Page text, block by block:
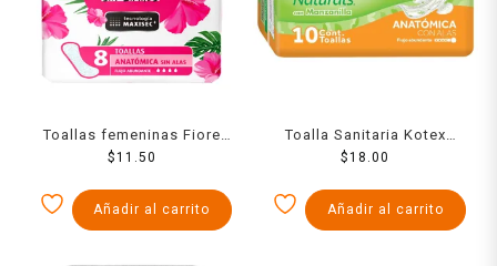
Toallas femeninas Fiore
anatómica sin alas con 8
$11.50
Añadir al carrito
Toalla Sanitaria Kotex
Manzanilla Con Alas Fa 10
$18.00
Añadir al carrito